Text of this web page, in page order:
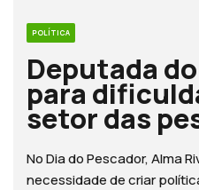
POLÍTICA
Deputada
para
setor das
No Dia do Pescador, Alma
necessidade de criar